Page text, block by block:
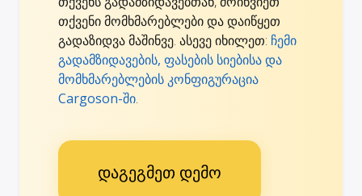
თქვენი მომხმარებლები და დაიწყეთ
გადაზიდვა მაშინვე. ასევე იხილეთ: ჩემი
გადამზიდავების, ფასების სიებისა და
მომხმარებლების კონფიგურაცია
Cargoson-ში.
დაგეგმეთ დემო